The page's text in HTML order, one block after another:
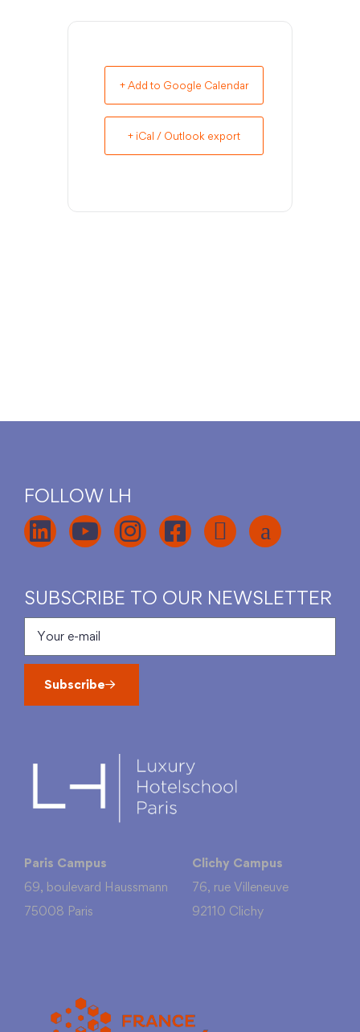
+ Add to Google Calendar
+ iCal / Outlook export
FOLLOW LH
SUBSCRIBE TO OUR NEWSLETTER
Subscribe
Paris Campus
69, boulevard Haussmann
75008 Paris
Clichy Campus
76, rue Villeneuve
92110 Clichy